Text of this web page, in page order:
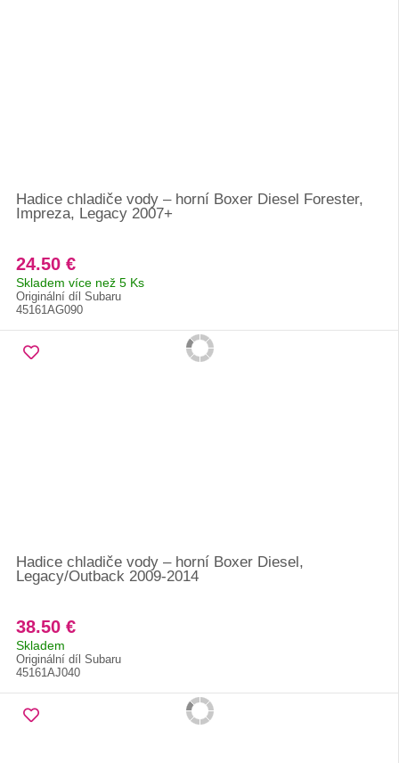
Hadice chladiče vody – horní Boxer Diesel Forester,
Impreza, Legacy 2007+
24.50 €
Skladem více než 5 Ks
Originální díl Subaru
45161AG090
Hadice chladiče vody – horní Boxer Diesel,
Legacy/Outback 2009-2014
38.50 €
Skladem
Originální díl Subaru
45161AJ040